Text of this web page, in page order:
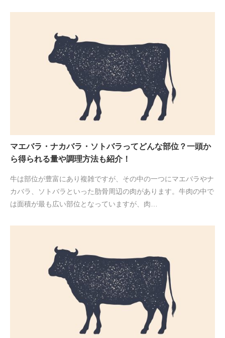
マエバラ・ナカバラ・ソトバラってどんな部位？一頭か
ら得られる量や調理方法も紹介！
牛は部位が豊富にあり複雑ですが、その中の一つにマエバラやナ
カバラ、ソトバラといった肋骨周辺の肉があります。牛肉の中で
は面積が最も広い部位となっていますが、肉…